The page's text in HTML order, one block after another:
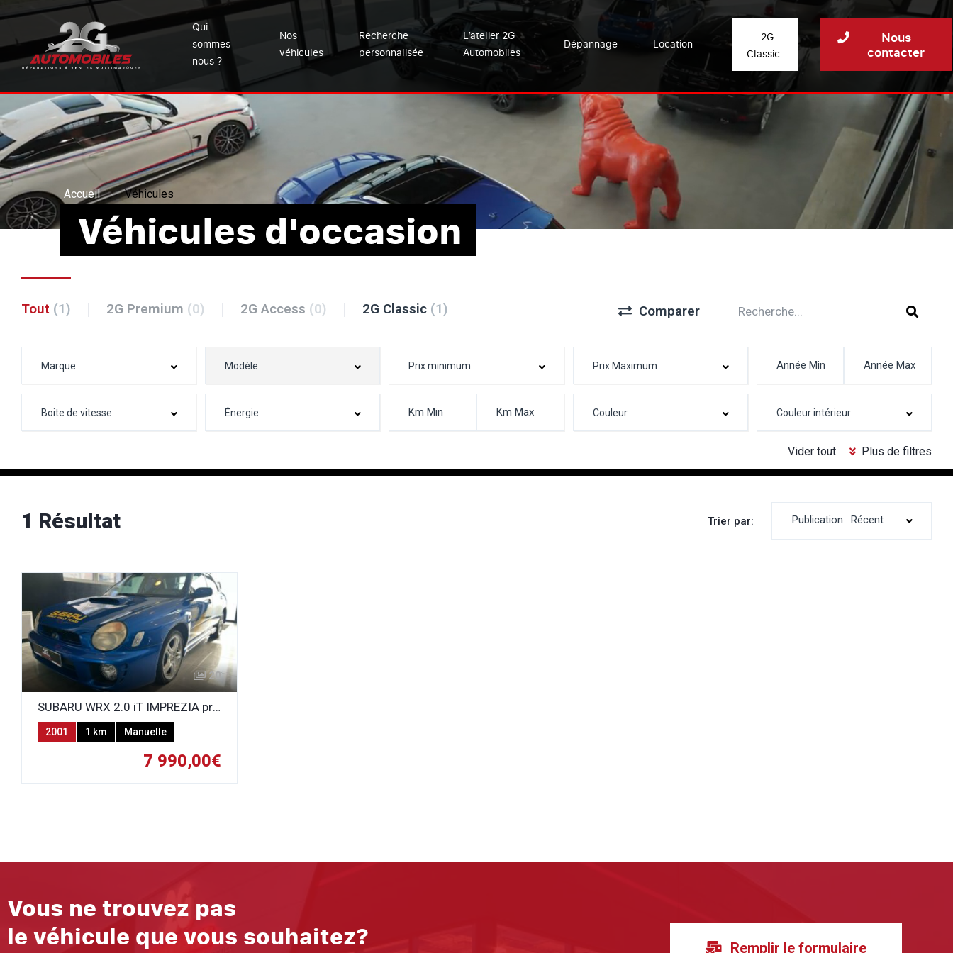
Qui
sommes
nous ?
Nos
véhicules
Recherche
personnalisée
L’atelier 2G
Automobiles
Dépannage Location
2G
Classic
Nous
contacter
Accueil Véhicules
Véhicules d'occasion
Vider tout Plus de filtres
Tout (1) 2G Premium (0) 2G Access (0) 2G Classic (1) Comparer
1 Résultat Trier par: Publication : Récent
20
SUBARU WRX 2.0 iT IMPREZIA proposé en l'état
7 990,00€
2001 1 km
Manuelle
Vous ne trouvez pas
le véhicule que vous souhaitez?
Remplir le formulaire